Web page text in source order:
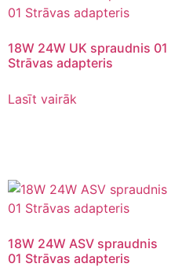
18W 24W UK spraudnis 01
Strāvas adapteris
Lasīt vairāk
18W 24W ASV spraudnis
01 Strāvas adapteris